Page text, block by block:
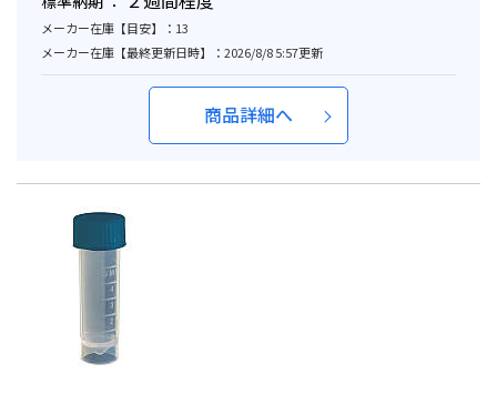
メーカー在庫【目安】：13
メーカー在庫【最終更新日時】：2026/8/8 5:57更新
商品詳細へ